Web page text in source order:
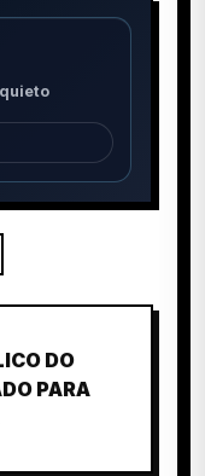
DO
PARA